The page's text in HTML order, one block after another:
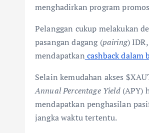
menghadirkan program
Pelanggan cukup melakukan
pasangan dagang (pairing)
mendapatkan cashback dalam
Selain kemudahan akses
Annual Percentage Yield(APY)
mendapatkan penghasilan
jangka waktu tertentu.